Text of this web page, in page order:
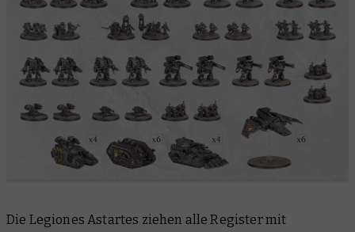
Die Legiones Astartes ziehen alle Register mit